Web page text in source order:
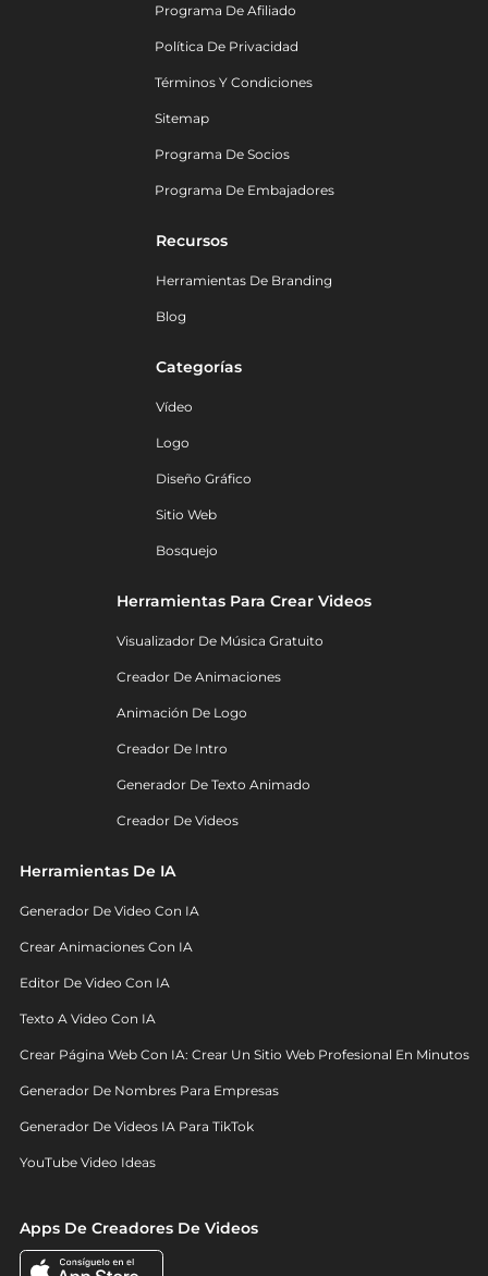
Programa De Afiliado
Política De Privacidad
Términos Y Condiciones
Sitemap
Programa De Socios
Programa De Embajadores
Recursos
Herramientas De Branding
Blog
Categorías
Vídeo
Logo
Diseño Gráfico
Sitio Web
Bosquejo
Herramientas Para Crear Videos
Visualizador De Música Gratuito
Creador De Animaciones
Animación De Logo
Creador De Intro
Generador De Texto Animado
Creador De Videos
Herramientas De IA
Generador De Video Con IA
Crear Animaciones Con IA
Editor De Video Con IA
Texto A Video Con IA
Crear Página Web Con IA: Crear Un Sitio Web Profesional En Minutos
Generador De Nombres Para Empresas
Generador De Videos IA Para TikTok
YouTube Video Ideas
Apps De Creadores De Videos